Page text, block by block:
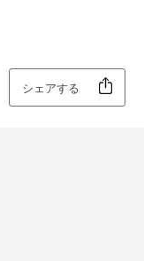
シェアする